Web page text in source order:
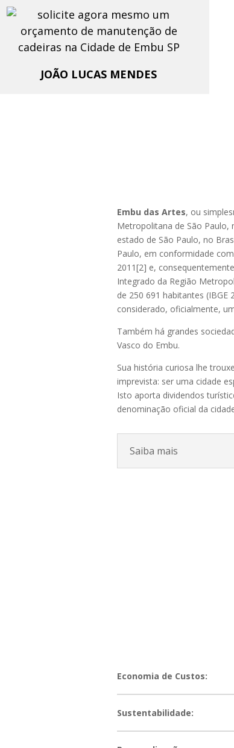
JOÃO LUCAS MENDES
Embu das Artes, ou
Metropolitana de São Paulo,
estado de São Paulo, no
Paulo, em conformidade
2011[2] e,
Integrado da Região
de 250 691 habitantes (IBGE
considerado, oficialmente,
Também há grandes
Vasco do Embu.
Sua história curiosa lhe
imprevista: ser uma cidade
Isto aporta dividendos
denominação oficial da
Saiba mais
Economia de Custos:
Sustentabilidade: